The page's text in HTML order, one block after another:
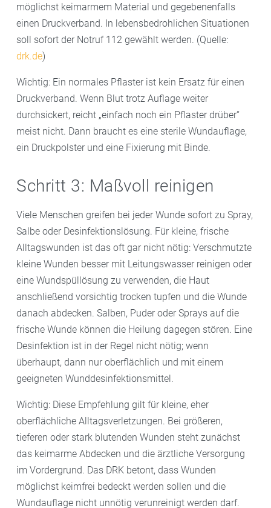
möglichst keimarmem Material und gegebenenfalls
einen Druckverband. In lebensbedrohlichen Situationen
soll sofort der Notruf 112 gewählt werden. (Quelle:
drk.de)
Wichtig: Ein normales Pflaster ist kein Ersatz für einen
Druckverband. Wenn Blut trotz Auflage weiter
durchsickert, reicht „einfach noch ein Pflaster drüber“
meist nicht. Dann braucht es eine sterile Wundauflage,
ein Druckpolster und eine Fixierung mit Binde.
Schritt 3: Maßvoll reinigen
Viele Menschen greifen bei jeder Wunde sofort zu Spray,
Salbe oder Desinfektionslösung. Für kleine, frische
Alltagswunden ist das oft gar nicht nötig: Verschmutzte
kleine Wunden besser mit Leitungswasser reinigen oder
eine Wundspüllösung zu verwenden, die Haut
anschließend vorsichtig trocken tupfen und die Wunde
danach abdecken. Salben, Puder oder Sprays auf die
frische Wunde können die Heilung dagegen stören. Eine
Desinfektion ist in der Regel nicht nötig; wenn
überhaupt, dann nur oberflächlich und mit einem
geeigneten Wunddesinfektionsmittel.
Wichtig: Diese Empfehlung gilt für kleine, eher
oberflächliche Alltagsverletzungen. Bei größeren,
tieferen oder stark blutenden Wunden steht zunächst
das keimarme Abdecken und die ärztliche Versorgung
im Vordergrund. Das DRK betont, dass Wunden
möglichst keimfrei bedeckt werden sollen und die
Wundauflage nicht unnötig verunreinigt werden darf.